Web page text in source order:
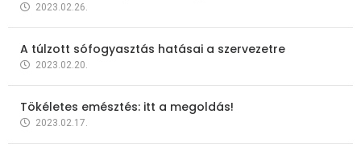
2023.02.26.
A túlzott sófogyasztás hatásai a szervezetre
2023.02.20.
Tökéletes emésztés: itt a megoldás!
2023.02.17.